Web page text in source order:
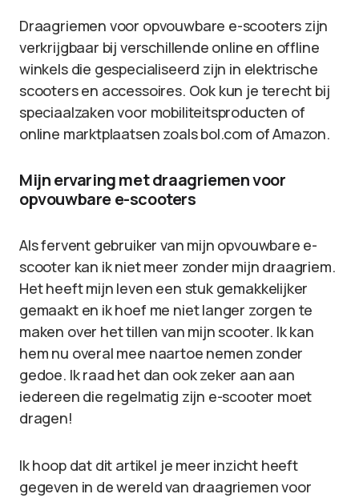
Draagriemen voor opvouwbare e-scooters zijn
verkrijgbaar bij verschillende online en offline
winkels die gespecialiseerd zijn in elektrische
scooters en accessoires. Ook kun je terecht bij
speciaalzaken voor mobiliteitsproducten of
online marktplaatsen zoals bol.com of Amazon.
Mijn ervaring met draagriemen voor
opvouwbare e-scooters
Als fervent gebruiker van mijn opvouwbare e-
scooter kan ik niet meer zonder mijn draagriem.
Het heeft mijn leven een stuk gemakkelijker
gemaakt en ik hoef me niet langer zorgen te
maken over het tillen van mijn scooter. Ik kan
hem nu overal mee naartoe nemen zonder
gedoe. Ik raad het dan ook zeker aan aan
iedereen die regelmatig zijn e-scooter moet
dragen!
Ik hoop dat dit artikel je meer inzicht heeft
gegeven in de wereld van draagriemen voor